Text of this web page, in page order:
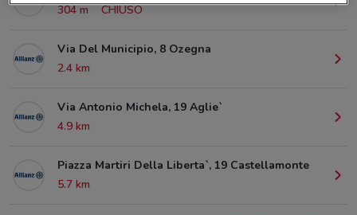
304 m
CHIUSO
Via Del Municipio, 8 Ozegna
2.4 km
Via Antonio Michela, 19 Aglie`
4.9 km
Piazza Martiri Della Liberta`, 19 Castellamonte
5.7 km